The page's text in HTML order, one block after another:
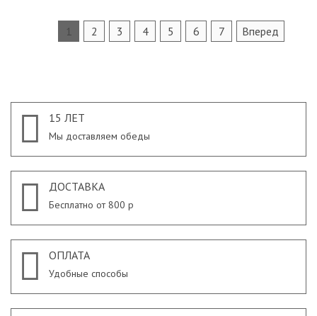
1 2 3 4 5 6 7 Вперед
15 ЛЕТ
Мы доставляем обеды
ДОСТАВКА
Бесплатно от 800 р
ОПЛАТА
Удобные способы